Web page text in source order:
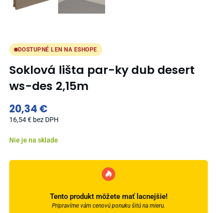
DOSTUPNÉ LEN NA ESHOPE
Soklová lišta par-ky dub desert
ws-des 2,15m
20,34 €
16,54€ bez DPH
Nie je na sklade
Tento produkt môžete mať lacnejšie!
Pripravíme vám cenovú ponuku šitú na mieru.